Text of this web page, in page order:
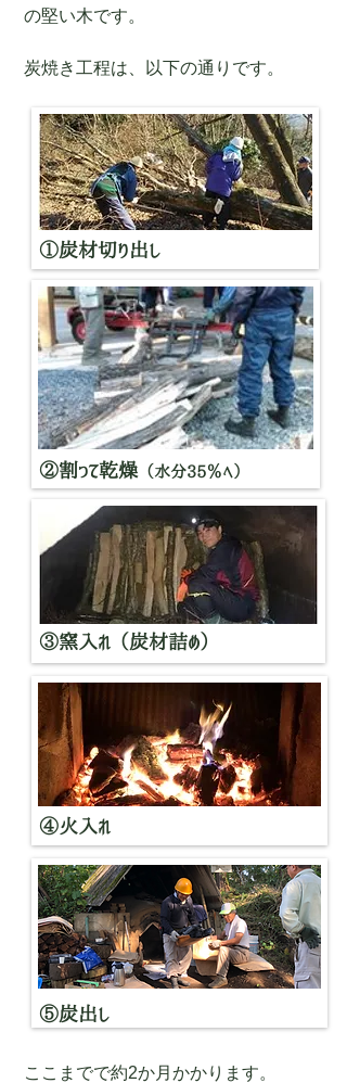
の堅い木です。
炭焼き工程は、以下の通りです。
①炭材切り出し
②割って乾燥（水分35％へ）
③窯入れ（炭材詰め）
​④火入れ
⑤炭出し
ここまでで約2か月かかります。